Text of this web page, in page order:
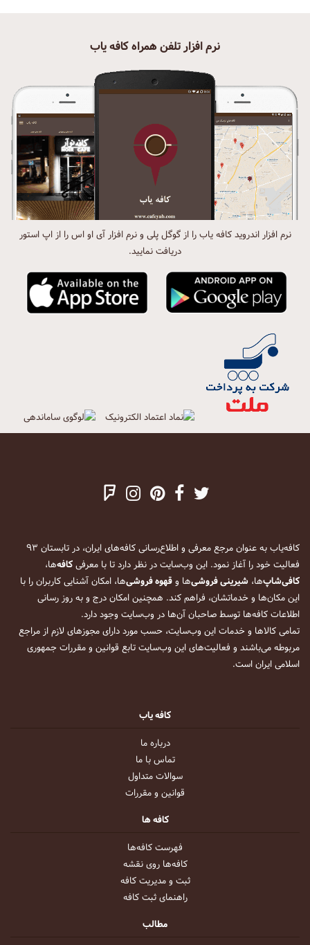
نرم افزار تلفن همراه کافه یاب
نرم افزار اندروید کافه یاب را از گوگل پلی و نرم افزار آی او اس را از اپ استور
دریافت نمایید.
کافه‌یاب به عنوان مرجع معرفی و اطلاع‌رسانی کافه‌های ایران، در تابستان ۹۳
فعالیت خود را آغاز نمود. این وب‌سایت در نظر دارد تا با معرفیکافه‌ها،
کافی‌شاپ‌ها، شیرینی فروشی‌ها وقهوه فروشی‌ها، امکان آشنایی کاربران را با
این مکان‌ها و خدماتشان، فراهم کند. همچنین امکان درج و به روز رسانی
اطلاعات کافه‌ها توسط صاحبان آن‌ها در وب‌سایت وجود دارد.
تمامی کالاها و خدمات این وب‌سایت، حسب مورد دارای مجوزهای لازم از مراجع
مربوطه می‌باشند و فعالیت‌های این وب‌سایت تابع قوانین و مقررات جمهوری
اسلامی ایران است.
کافه یاب
درباره ما
تماس با ما
سوالات متداول
قوانین و مقررات
کافه ها
فهرست کافه‌ها
کافه‌ها روی نقشه
ثبت و مدیریت کافه
راهنمای ثبت کافه
مطالب